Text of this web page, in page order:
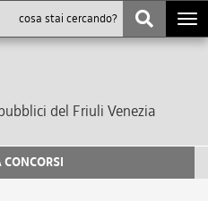
del Friuli Venezia
CONCORSI